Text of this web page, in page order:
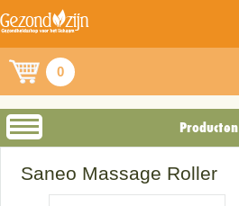
0
Producten
Saneo Massage Roller